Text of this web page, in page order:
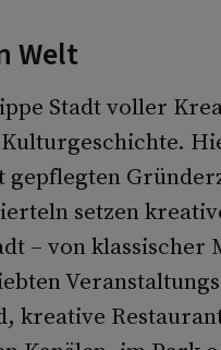
Welt
Stadt voller
gepflegten
setzen
– von
kreative